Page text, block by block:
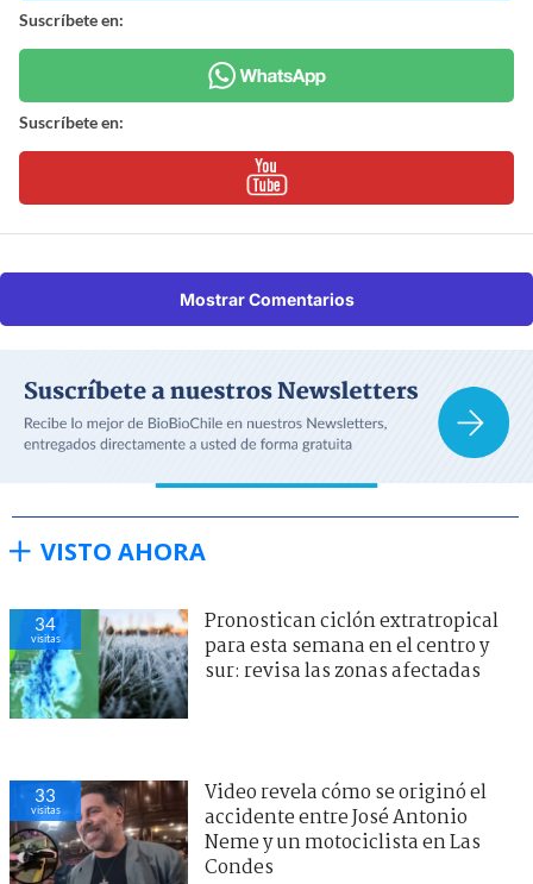
Suscríbete en:
Suscríbete en:
Mostrar Comentarios
VISTO AHORA
34
visitas
Pronostican ciclón extratropical
para esta semana en el centro y
sur: revisa las zonas afectadas
33
visitas
Video revela cómo se originó el
accidente entre José Antonio
Neme y un motociclista en Las
Condes